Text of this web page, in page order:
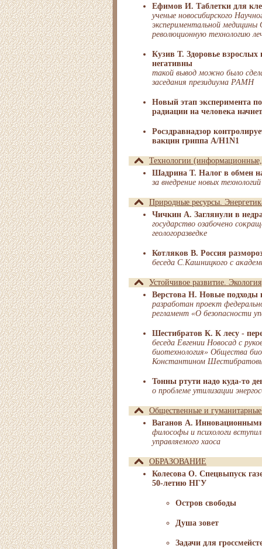
Ефимов И. Таблетки для
ученые новосибирского
экспериментальной
революционную технологию
Кузив Т. Здоровье взрослых
негативны
такой вывод можно было
заседания президиума РАМН
Новый этап эксперимента
радиации на человека
Росздравнадзор
вакцин гриппа A/H1N1
Технологии
Шадрина Т. Налог в обмен
за внедрение новых
Природные ресурсы.
Чичкин А. Заглянули в
государство озабочено
геологоразведке
Котляков В. Россия
беседа С.Кашницкого с
Устойчивое развитие. Экология
Верстова Н. Новые подходы
разработан проект
регламент «О безопасности
Шестибратов К. К лесу -
беседа Евгении Новосад с
биотехнология» Общества
Константином
Тонны ртути надо куда-то
о проблеме утилизации
Общественные и
Ваганов А.
философы и психологи
управляемого хаоса
ОБРАЗОВАНИЕ
Колесова О. Спецвыпуск
50-летию НГУ
Остров свободы
Душа зовет
Задачи для